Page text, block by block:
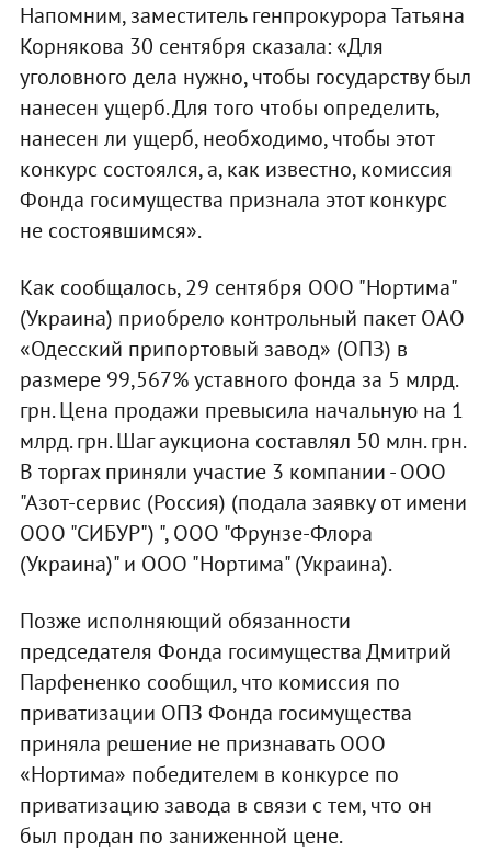
Напомним, заместитель генпрокурора Татьяна
Корнякова 30 сентября сказала: «Для
уголовного дела нужно, чтобы государству был
нанесен ущерб. Для того чтобы определить,
нанесен ли ущерб, необходимо, чтобы этот
конкурс состоялся, а, как известно, комиссия
Фонда госимущества признала этот конкурс
не состоявшимся».
Как сообщалось, 29 сентября ООО "Нортима"
(Украина) приобрело контрольный пакет ОАО
«Одесский припортовый завод» (ОПЗ) в
размере 99,567% уставного фонда за 5 млрд.
грн. Цена продажи превысила начальную на 1
млрд. грн. Шаг аукциона составлял 50 млн. грн.
В торгах приняли участие 3 компании - ООО
"Азот-сервис (Россия) (подала заявку от имени
ООО "СИБУР") ", ООО "Фрунзе-Флора
(Украина)" и ООО "Нортима" (Украина).
Позже исполняющий обязанности
председателя Фонда госимущества Дмитрий
Парфененко сообщил, что комиссия по
приватизации ОПЗ Фонда госимущества
приняла решение не признавать ООО
«Нортима» победителем в конкурсе по
приватизацию завода в связи с тем, что он
был продан по заниженной цене.